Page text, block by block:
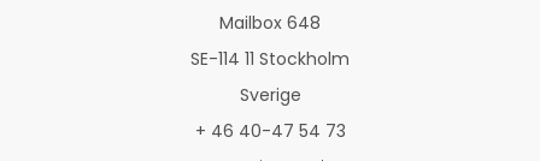
Mailbox 648
SE-114 11 Stockholm
Sverige
+ 46 40-47 54 73